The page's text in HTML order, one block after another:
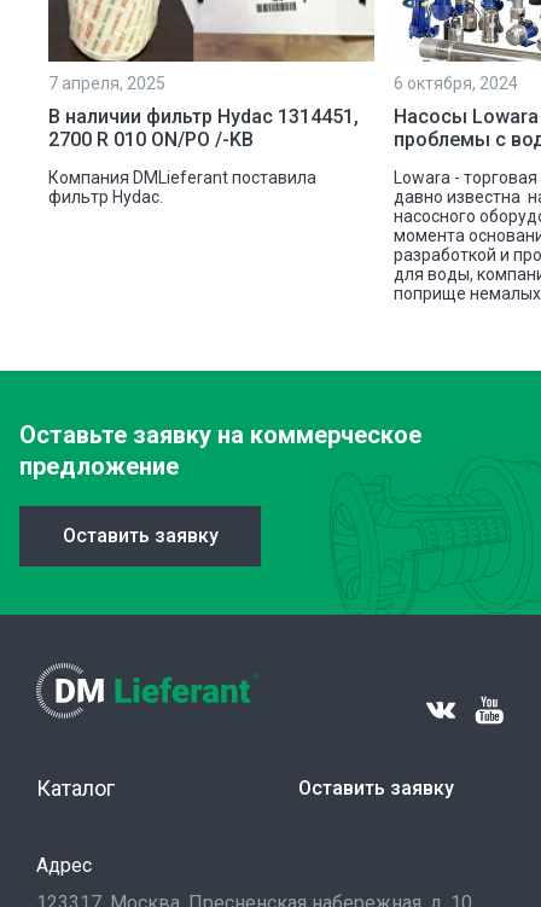
7 апреля, 2025
В наличии фильтр Hydac 1314451,
2700 R 010 ON/PO /-KB
Компания DMLieferant поставила
фильтр Hydac.
6 октября, 2024
Насосы
проблемы с
Lowara -
давно известна
насосного
момента
разработкой и
для воды,
поприще немалых
Оставьте заявку на коммерческое
предложение
Оставить заявку
Каталог Оставить заявку
Адрес